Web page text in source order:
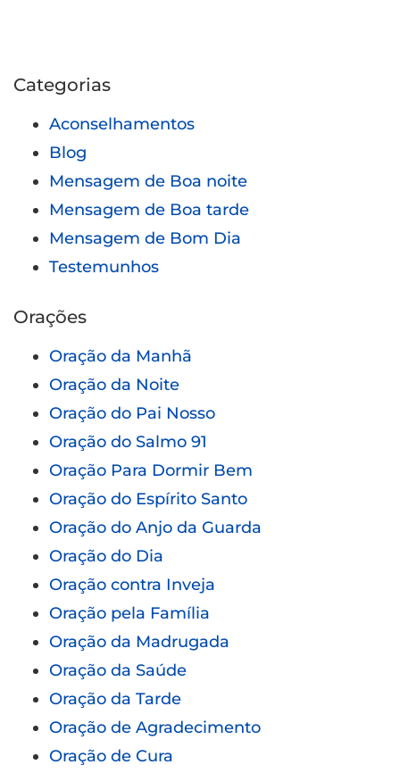
Categorias
Aconselhamentos
Blog
Mensagem de Boa noite
Mensagem de Boa tarde
Mensagem de Bom Dia
Testemunhos
Orações
Oração da Manhã
Oração da Noite
Oração do Pai Nosso
Oração do Salmo 91
Oração Para Dormir Bem
Oração do Espírito Santo
Oração do Anjo da Guarda
Oração do Dia
Oração contra Inveja
Oração pela Família
Oração da Madrugada
Oração da Saúde
Oração da Tarde
Oração de Agradecimento
Oração de Cura